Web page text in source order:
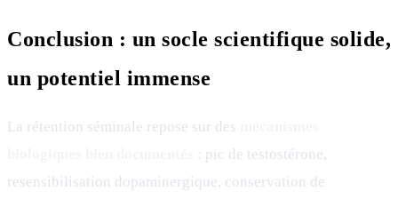
Conclusion : un socle scientifique solide,
un potentiel immense
La rétention séminale repose sur des
: pic de testostérone,
resensibilisation dopaminergique, conservation de